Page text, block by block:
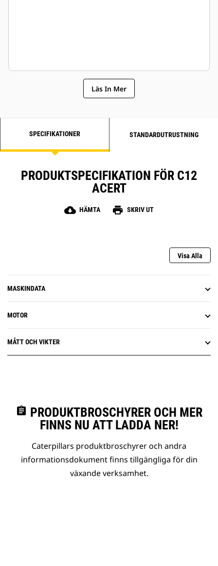
Läs In Mer
SPECIFIKATIONER STANDARDUTRUSTNING
PRODUKTSPECIFIKATION FÖR C12
ACERT
cloud_download HÄMTA print SKRIV UT
Visa Alla
MASKINDATA
MOTOR
MÅTT OCH VIKTER
assignment PRODUKTBROSCHYRER OCH MER
FINNS NU ATT LADDA NER!
Caterpillars produktbroschyrer och andra
informationsdokument finns tillgängliga för din
växande verksamhet.